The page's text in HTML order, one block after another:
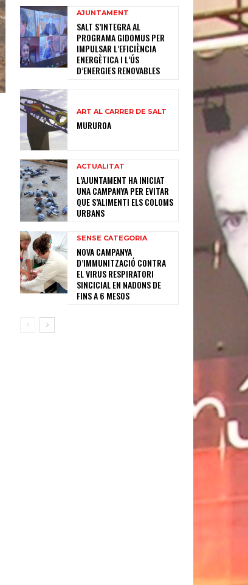
AJUNTAMENT
SALT S’INTEGRA AL
PROGRAMA GIDOMUS PER
IMPULSAR L’EFICIÈNCIA
ENERGÈTICA I L’ÚS
D’ENERGIES RENOVABLES
ART AL CARRER DE SALT
MURUROA
ACTUALITAT
L’AJUNTAMENT HA INICIAT
UNA CAMPANYA PER EVITAR
QUE S’ALIMENTI ELS COLOMS
URBANS
SENSE CATEGORIA
NOVA CAMPANYA
D’IMMUNITZACIÓ CONTRA
EL VIRUS RESPIRATORI
SINCICIAL EN NADONS DE
FINS A 6 MESOS